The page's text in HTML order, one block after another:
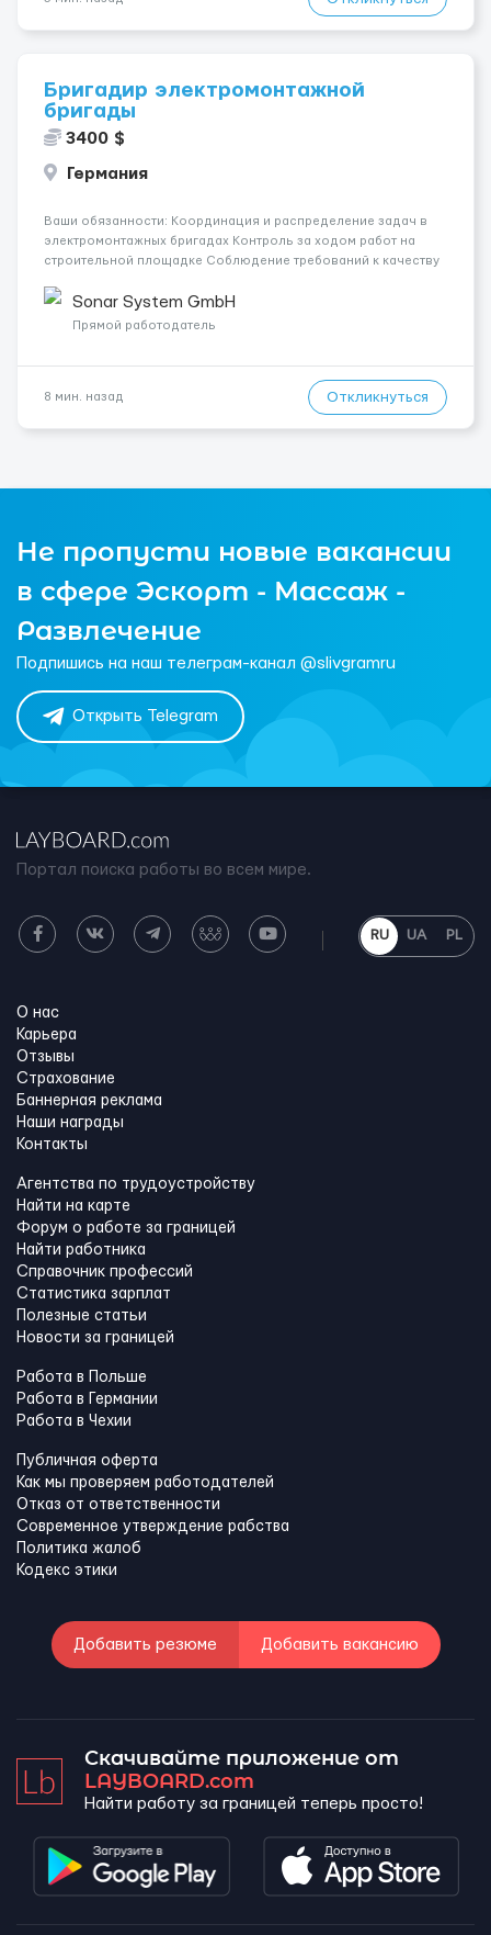
Бригадир электромонтажной
бригады
3400 $
Германия
Ваши обязанности: Координация и распределение задач в
электромонтажных бригадах Контроль за ходом работ на
строительной площадке Соблюдение требований к качеству
возникших проблемах и потребности в материалах/
инструментах Выполнен...
Sonar System GmbH
Прямой работодатель
8 мин. назад Откликнуться
Не пропусти новые вакансии
в сфере Эскорт - Массаж -
Развлечение
Подпишись на наш телеграм-канал @slivgramru
Открыть Telegram
Портал поиска работы во всем мире.
RU UA PL
О нас
Карьера
Отзывы
Страхование
Баннерная реклама
Наши награды
Контакты
Агентства по трудоустройству
Найти на карте
Форум о работе за границей
Найти работника
Справочник профессий
Статистика зарплат
Полезные статьи
Новости за границей
Работа в Польше
Работа в Германии
Работа в Чехии
Публичная оферта
Как мы проверяем работодателей
Отказ от ответственности
Современное утверждение рабства
Политика жалоб
Кодекс этики
Добавить резюме Добавить вакансию
Скачивайте приложение от
LAYBOARD.com
Найти работу за границей теперь просто!